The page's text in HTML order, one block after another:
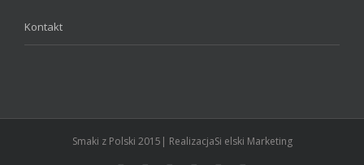
Kontakt
Smaki z Polski 2015| RealizacjaSi elski Marketing